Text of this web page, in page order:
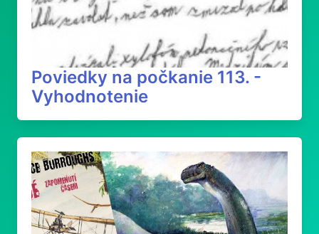
Poviedky na počkanie 113. -
Vyhodnotenie